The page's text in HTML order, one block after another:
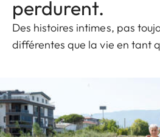
perdurent.
Des histoires intimes, pas
différentes que la vie en tant